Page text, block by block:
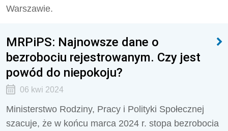
Warszawie.
MRPiPS: Najnowsze dane o
bezrobociu rejestrowanym. Czy jest
powód do niepokoju?
06 kwi 2024
Ministerstwo Rodziny, Pracy i Polityki Społecznej
szacuje, że w końcu marca 2024 r. stopa bezrobocia